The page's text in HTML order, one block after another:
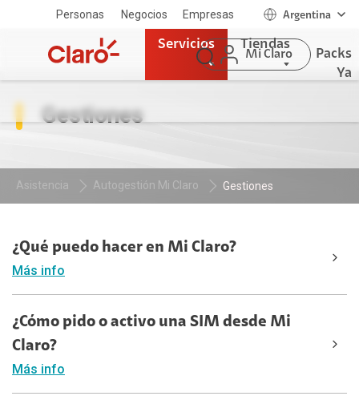
Personas Negocios Empresas Argentina
Servicios Tiendas
Packs
Ya
Mi Claro
Gestiones
Asistencia Autogestión Mi Claro Gestiones
¿Qué puedo hacer en Mi Claro?
Más info
¿Cómo pido o activo una SIM desde Mi
Claro?
Más info